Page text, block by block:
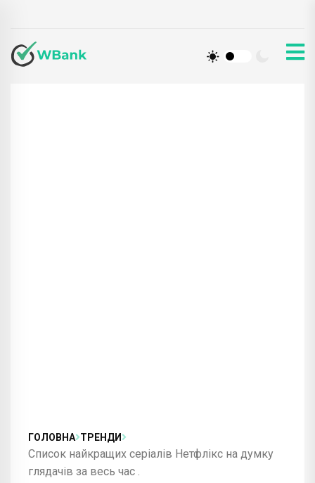
ГОЛОВНА ТРЕНДИ
Список найкращих серіалів Нетфлікс на думку
глядачів за весь час .